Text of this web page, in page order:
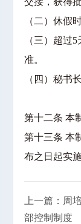
（二）休假
（三）超过
准。
（四）秘书
第十二条 本
第十三条 本
布之日起实
上一篇：周
部控制制度